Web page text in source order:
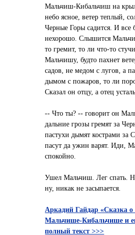
Мальчиш-Кибальчиш на
небо ясное, ветер теплый,
Черные Горы садится. И все
нехорошо. Слышится
то гремит, то ли что-то
Мальчишу, будто пахнет
садов, не медом с лугов, а
дымом с пожаров, то ли
Сказал он отцу, а отец
-- Что ты? -- говорит он
дальние грозы гремят за
пастухи дымят кострами за
пасут да ужин варят. Иди,
спокойно.
Ушел Мальчиш. Лег спать.
ну, никак не засыпается.
Аркадий Гайдар «Сказка о
Мальчише-Кибальчише и
полный текст >>>